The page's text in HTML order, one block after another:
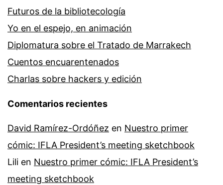
Futuros de la bibliotecología
Yo en el espejo, en animación
Diplomatura sobre el Tratado de Marrakech
Cuentos encuarentenados
Charlas sobre hackers y edición
Comentarios recientes
David Ramírez-Ordóñez en Nuestro primer
cómic: IFLA President’s meeting sketchbook
Lili en Nuestro primer cómic: IFLA President’s
meeting sketchbook